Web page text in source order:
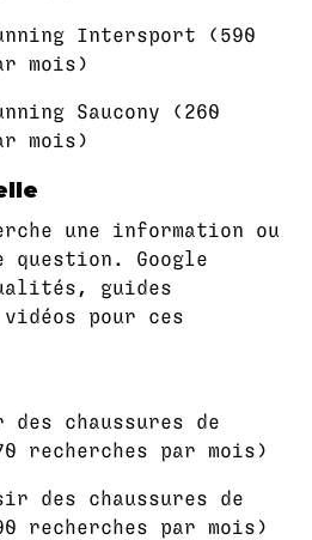
Intersport (590
mois)
Saucony (260
mois)
une information ou
question. Google
guides
pour ces
des chaussures de
recherches par mois)
des chaussures de
recherches par mois)